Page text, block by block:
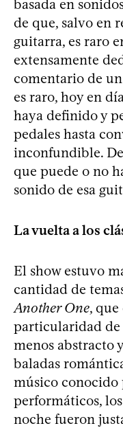
basada en
de que, salvo en
guitarra, es raro
extensamente
comentario de
es raro, hoy en
haya definido y
pedales hasta
inconfundible.
que puede o no
sonido de esa
La vuelta a los
El show estuvo
cantidad de
Another One,
particularidad de
menos abstracto
baladas
músico conocido
performáticos,
noche fueron